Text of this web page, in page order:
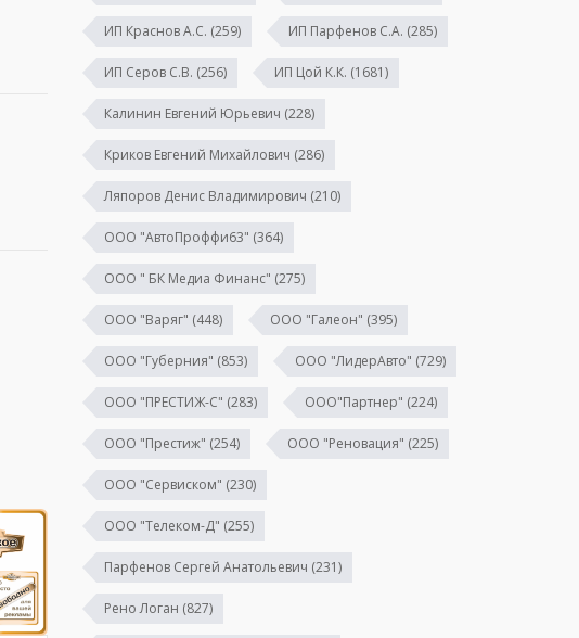
ИП Краснов А.С. (259) ИП Парфенов С.А. (285)
ИП Серов С.В. (256) ИП Цой К.К. (1681)
Калинин Евгений Юрьевич (228)
Криков Евгений Михайлович (286)
Ляпоров Денис Владимирович (210)
ООО "АвтоПроффи63" (364)
ООО " БК Медиа Финанс" (275)
ООО "Варяг" (448) ООО "Галеон" (395)
ООО "Губерния" (853) ООО "ЛидерАвто" (729)
ООО "ПРЕСТИЖ-С" (283) ООО"Партнер" (224)
ООО "Престиж" (254) ООО "Реновация" (225)
ООО "Сервиском" (230)
ООО "Телеком-Д" (255)
Парфенов Сергей Анатольевич (231)
Рено Логан (827)